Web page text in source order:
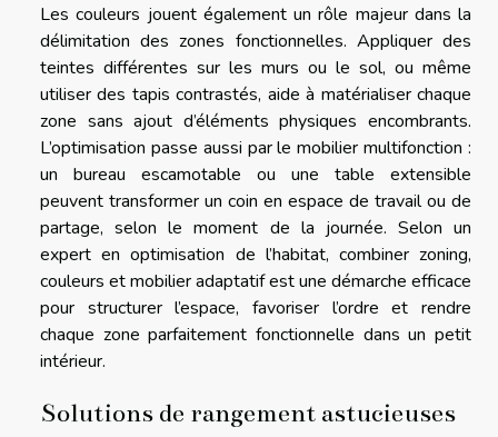
Les couleurs jouent également un rôle majeur dans la
délimitation des zones fonctionnelles. Appliquer des
teintes différentes sur les murs ou le sol, ou même
utiliser des tapis contrastés, aide à matérialiser chaque
zone sans ajout d’éléments physiques encombrants.
L’optimisation passe aussi par le mobilier multifonction :
un bureau escamotable ou une table extensible
peuvent transformer un coin en espace de travail ou de
partage, selon le moment de la journée. Selon un
expert en optimisation de l’habitat, combiner zoning,
couleurs et mobilier adaptatif est une démarche efficace
pour structurer l’espace, favoriser l’ordre et rendre
chaque zone parfaitement fonctionnelle dans un petit
intérieur.
Solutions de rangement astucieuses